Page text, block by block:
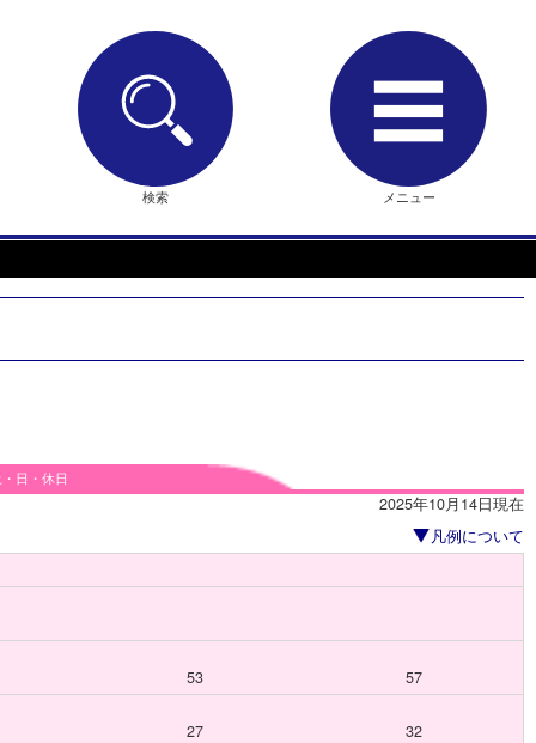
検索 メニュー
・日・休日
2025年10月14日現在
凡例について
53 57
27 32